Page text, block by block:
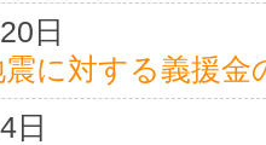
日
に対する義援金
日